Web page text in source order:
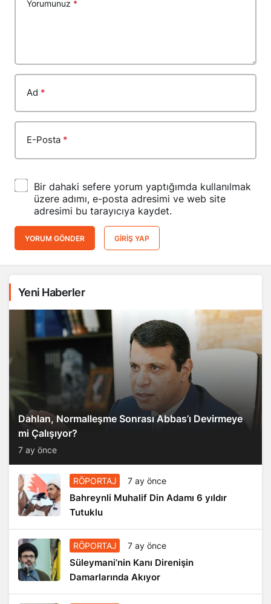
Yorumunuz *
Ad *
E-Posta *
Bir dahaki sefere yorum yaptığımda kullanılmak
üzere adımı, e-posta adresimi ve web site
adresimi bu tarayıcıya kaydet.
YORUM GÖNDER GIRIŞ YAP
Yeni Haberler
Dahlan, Normalleşme Sonrası Abbas’ı Devirmeye
mi Çalışıyor?
7 ay önce
RÖPORTAJ 7 ay önce
Bahreynli Muhalif Din Adamı 6 yıldır
Tutuklu
RÖPORTAJ 7 ay önce
Süleymani’nin Kanı Direnişin
Damarlarında Akıyor